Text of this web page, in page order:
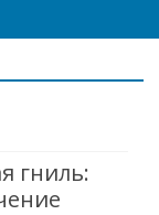
гниль: